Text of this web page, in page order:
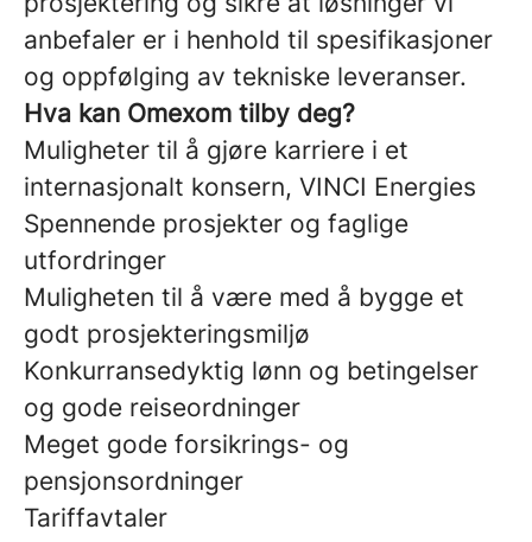
anbefaler er i henhold til spesifikasjoner
og oppfølging av tekniske leveranser.
Hva kan Omexom tilby deg?
Muligheter til å gjøre karriere i et
internasjonalt konsern, VINCI Energies
Spennende prosjekter og faglige
utfordringer
Muligheten til å være med å bygge et
godt prosjekteringsmiljø
Konkurransedyktig lønn og betingelser
og gode reiseordninger
Meget gode forsikrings- og
pensjonsordninger
Tariffavtaler